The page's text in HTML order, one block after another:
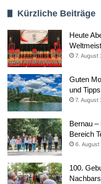
Kürzliche Beiträge
Heute
7. August
Guten
und
7. August
Bernau –
Bereich
6.
100.